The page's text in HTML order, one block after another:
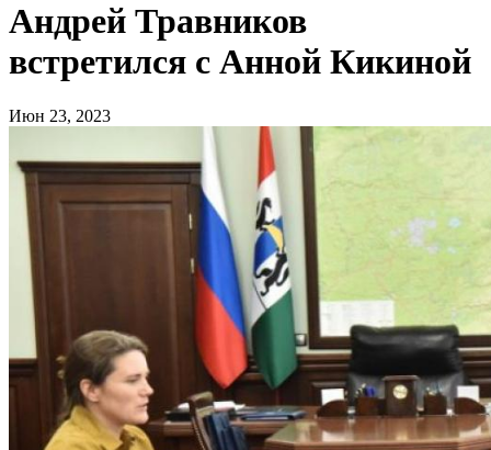
Андрей Травников
встретился с Анной Кикиной
Июн 23, 2023